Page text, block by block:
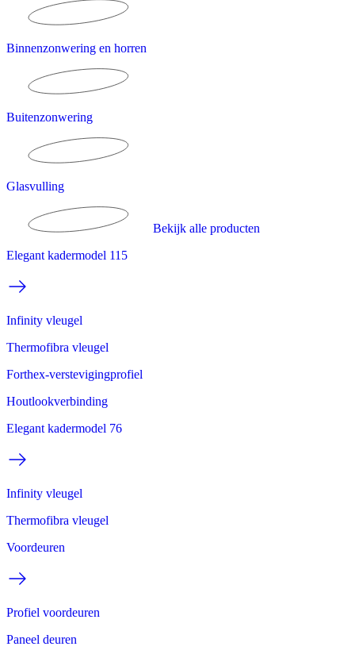
Binnenzonwering en horren
Buitenzonwering
Glasvulling
Bekijk alle producten
Elegant kadermodel 115
Infinity vleugel
Thermofibra vleugel
Forthex-verstevigingprofiel
Houtlookverbinding
Elegant kadermodel 76
Infinity vleugel
Thermofibra vleugel
Voordeuren
Profiel voordeuren
Paneel deuren